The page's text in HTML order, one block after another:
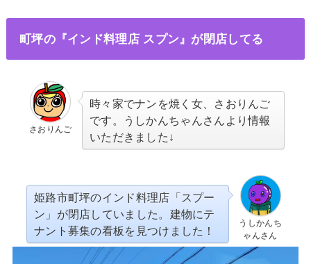
町坪の『インド料理店 スプン』が閉店してる
さおりんご
時々家でナンを焼く女、さおりんご
です。うしかんちゃんさんより情報
いただきました↓
うしかんち
ゃんさん
姫路市町坪のインド料理店「スプー
ン」が閉店していました。建物にテ
ナント募集の看板を見つけました！